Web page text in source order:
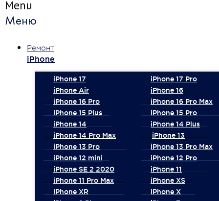
Menu
Меню
Ремонт
iPhone
iPhone 17
iPhone 17 Pro
iPhone Air
iPhone 16
iPhone 16 Pro
iPhone 16 Pro Max
iPhone 15 Plus
iPhone 15 Pro
iPhone 14
iPhone 14 Plus
iPhone 14 Pro Max
iPhone 13
iPhone 13 Pro
iPhone 13 Pro Max
iPhone 12 mini
iPhone 12 Pro
iPhone SE 2 2020
iPhone 11
iPhone 11 Pro Max
iPhone XS
iPhone XR
iPhone X